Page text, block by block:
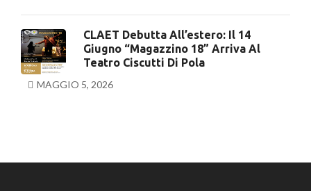
CLAET Debutta All’estero: Il 14
Giugno “Magazzino 18” Arriva Al
Teatro Ciscutti Di Pola
MAGGIO 5, 2026